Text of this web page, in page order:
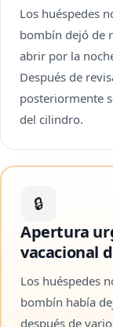
Los huéspedes
bombín dejó de
abrir por la
Después de
posteriormente
del cilindro.
🔒
Apertura
vacacional
Los huéspedes
bombín había
después de